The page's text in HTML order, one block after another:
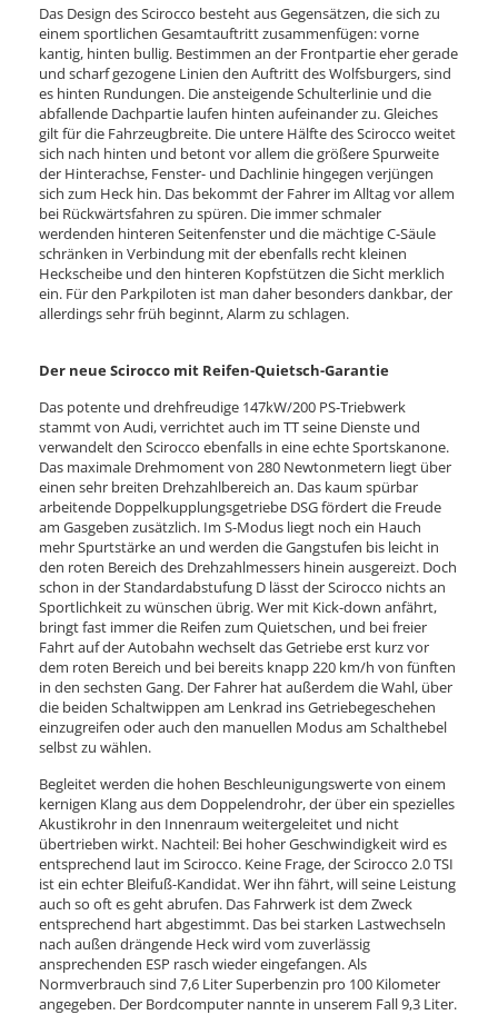
Das Design des Scirocco besteht aus Gegensätzen, die sich zu
einem sportlichen Gesamtauftritt zusammenfügen: vorne
kantig, hinten bullig. Bestimmen an der Frontpartie eher gerade
und scharf gezogene Linien den Auftritt des Wolfsburgers, sind
es hinten Rundungen. Die ansteigende Schulterlinie und die
abfallende Dachpartie laufen hinten aufeinander zu. Gleiches
gilt für die Fahrzeugbreite. Die untere Hälfte des Scirocco weitet
sich nach hinten und betont vor allem die größere Spurweite
der Hinterachse, Fenster- und Dachlinie hingegen verjüngen
sich zum Heck hin. Das bekommt der Fahrer im Alltag vor allem
bei Rückwärtsfahren zu spüren. Die immer schmaler
werdenden hinteren Seitenfenster und die mächtige C-Säule
schränken in Verbindung mit der ebenfalls recht kleinen
Heckscheibe und den hinteren Kopfstützen die Sicht merklich
ein. Für den Parkpiloten ist man daher besonders dankbar, der
allerdings sehr früh beginnt, Alarm zu schlagen.
Der neue Scirocco mit Reifen-Quietsch-Garantie
Das potente und drehfreudige 147kW/200 PS-Triebwerk
stammt von Audi, verrichtet auch im TT seine Dienste und
verwandelt den Scirocco ebenfalls in eine echte Sportskanone.
Das maximale Drehmoment von 280 Newtonmetern liegt über
einen sehr breiten Drehzahlbereich an. Das kaum spürbar
arbeitende Doppelkupplungsgetriebe DSG fördert die Freude
am Gasgeben zusätzlich. Im S-Modus liegt noch ein Hauch
mehr Spurtstärke an und werden die Gangstufen bis leicht in
den roten Bereich des Drehzahlmessers hinein ausgereizt. Doch
schon in der Standardabstufung D lässt der Scirocco nichts an
Sportlichkeit zu wünschen übrig. Wer mit Kick-down anfährt,
bringt fast immer die Reifen zum Quietschen, und bei freier
Fahrt auf der Autobahn wechselt das Getriebe erst kurz vor
dem roten Bereich und bei bereits knapp 220 km/h von fünften
in den sechsten Gang. Der Fahrer hat außerdem die Wahl, über
die beiden Schaltwippen am Lenkrad ins Getriebegeschehen
einzugreifen oder auch den manuellen Modus am Schalthebel
selbst zu wählen.
Begleitet werden die hohen Beschleunigungswerte von einem
kernigen Klang aus dem Doppelendrohr, der über ein spezielles
Akustikrohr in den Innenraum weitergeleitet und nicht
übertrieben wirkt. Nachteil: Bei hoher Geschwindigkeit wird es
entsprechend laut im Scirocco. Keine Frage, der Scirocco 2.0 TSI
ist ein echter Bleifuß-Kandidat. Wer ihn fährt, will seine Leistung
auch so oft es geht abrufen. Das Fahrwerk ist dem Zweck
entsprechend hart abgestimmt. Das bei starken Lastwechseln
nach außen drängende Heck wird vom zuverlässig
ansprechenden ESP rasch wieder eingefangen. Als
Normverbrauch sind 7,6 Liter Superbenzin pro 100 Kilometer
angegeben. Der Bordcomputer nannte in unserem Fall 9,3 Liter.